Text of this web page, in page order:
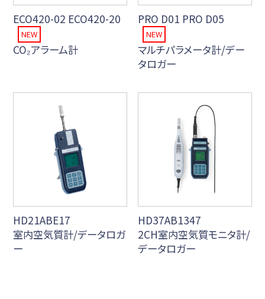
ECO420-02 ECO420-20
NEW
CO₂アラーム計
PRO D01 PRO D05
NEW
マルチパラメータ計/デー
タロガー
HD21ABE17
室内空気質計/データロガ
ー
HD37AB1347
2CH室内空気質モニタ計/
データロガー